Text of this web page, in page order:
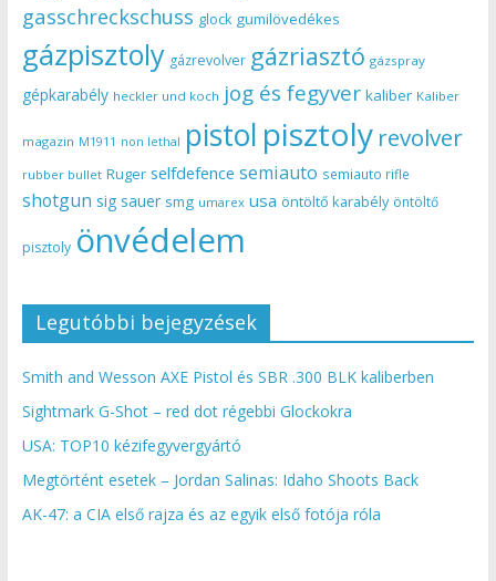
gasschreckschuss glock gumilövedékes
gázpisztoly gázrevolver gázriasztó gázspray
gépkarabély heckler und koch jog és fegyver kaliber Kaliber
magazin M1911 non lethal pistol pisztoly revolver
rubber bullet Ruger selfdefence semiauto semiauto rifle
shotgun sig sauer smg umarex usa öntöltő karabély öntöltő
pisztoly önvédelem
Legutóbbi bejegyzések
Smith and Wesson AXE Pistol és SBR .300 BLK kaliberben
Sightmark G-Shot – red dot régebbi Glockokra
USA: TOP10 kézifegyvergyártó
Megtörtént esetek – Jordan Salinas: Idaho Shoots Back
AK-47: a CIA első rajza és az egyik első fotója róla